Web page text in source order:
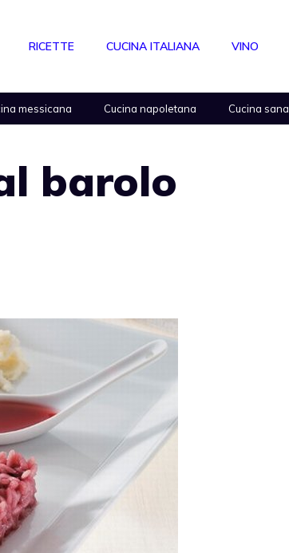
RICETTE CUCINA ITALIANA VINO
messicana Cucina napoletana Cucina sana
barolo